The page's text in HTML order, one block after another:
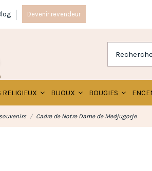
Devenir revendeur
RELIGIEUX BIJOUX BOUGIES
Cadre de Notre Dame de Medjugorje